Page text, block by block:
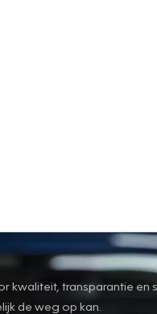
kwaliteit, transparantie en
de weg op kan.